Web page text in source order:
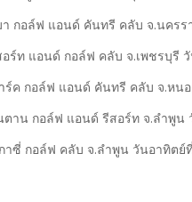
กอล์ฟ แอนด์ คันทรี คลับ จ.นครร
ร์ท แอนด์ กอล์ฟ คลับ จ.เพชรบุรี
ค กอล์ฟ แอนด์ คันทรี คลับ จ.หน
าน กอล์ฟ แอนด์ รีสอร์ท จ.ลำพูน
าซี่ กอล์ฟ คลับ จ.ลำพูน วันอาทิตย์